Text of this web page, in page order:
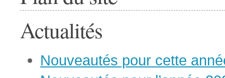
Actualités
Nouveautés pour cette